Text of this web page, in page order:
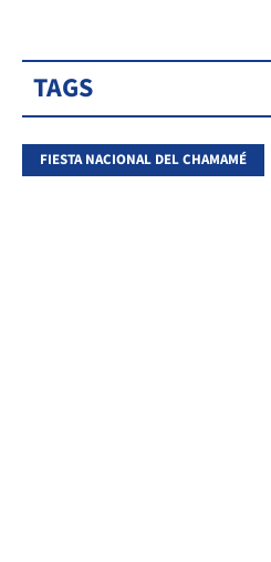
TAGS
FIESTA NACIONAL DEL CHAMAMÉ